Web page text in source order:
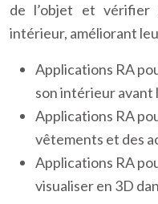
de l’objet et vérifier
intérieur, améliorant
Applications RA
son intérieur avant
Applications RA
vêtements et des
Applications RA
visualiser en 3D